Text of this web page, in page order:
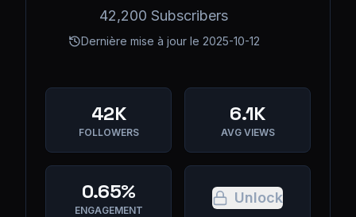
42,200 Subscribers
Dernière mise à jour le 2025-10-12
42K
FOLLOWERS
6.1K
AVG VIEWS
0.65%
ENGAGEMENT
Unlock